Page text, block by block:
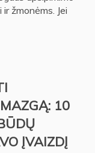
žmonėms. Jei
10
ĮVAIZDĮ